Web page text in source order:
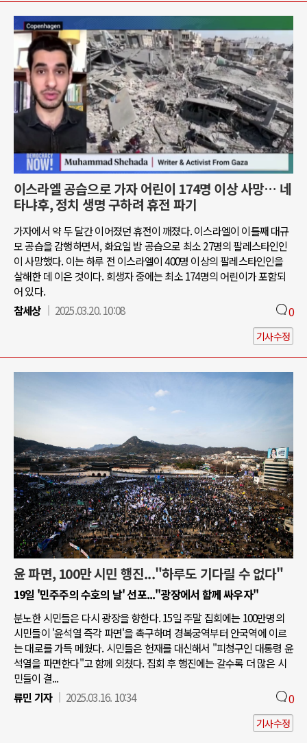
이스라엘 공습으로 가자 어린이 174명 이상 사망… 네
타냐후, 정치 생명 구하려 휴전 파기
가자에서 약 두 달간 이어졌던 휴전이 깨졌다. 이스라엘이 이틀째 대규
모 공습을 감행하면서, 화요일 밤 공습으로 최소 27명의 팔레스타인인
이 사망했다. 이는 하루 전 이스라엘이 400명 이상의 팔레스타인인을
살해한 데 이은 것이다. 희생자 중에는 최소 174명의 어린이가 포함되
어 있다.
참세상
2025.03.20. 10:08 0
기사수정
윤 파면, 100만 시민 행진..."하루도 기다릴 수 없다"
19일 '민주주의 수호의 날' 선포..."광장에서 함께 싸우자"
분노한 시민들은 다시 광장을 향한다. 15일 주말 집회에는 100만명의
시민들이 '윤석열 즉각 파면'을 촉구하며 경복궁역부터 안국역에 이르
는 대로를 가득 메웠다. 시민들은 헌재를 대신해서 "피청구인 대통령 윤
석열을 파면한다"고 함께 외쳤다. 집회 후 행진에는 갈수록 더 많은 시
민들이 결...
류민 기자
2025.03.16. 10:34 0
기사수정